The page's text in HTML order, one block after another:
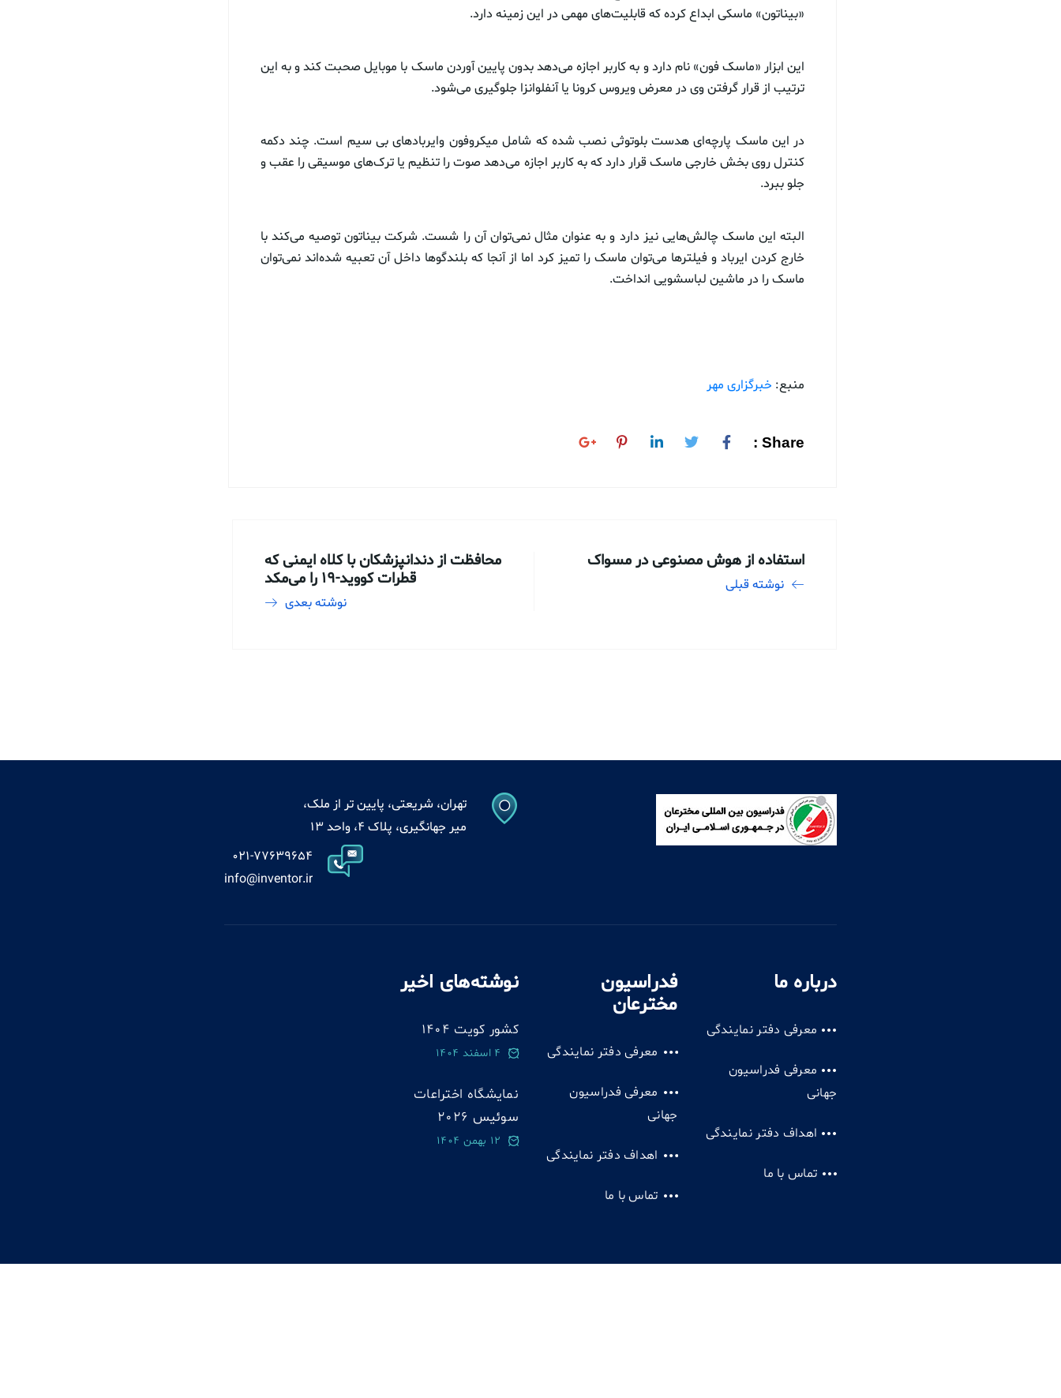
«بیناتون» ماسکی ابداع کرده که قابلیت‌های مهمی در این زمینه دارد.
این ابزار «ماسک فون» نام دارد و به کاربر اجازه می‌دهد بدون پایین آوردن ماسک با موبایل صحبت کند و به این
ترتیب از قرار گرفتن وی در معرض ویروس کرونا یا آنفلوانزا جلوگیری می‌شود.
در این ماسک پارچه‌ای هدست بلوتوثی نصب شده که شامل میکروفون وایربادهای بی سیم است. چند دکمه
کنترل روی بخش خارجی ماسک قرار دارد که به کاربر اجازه می‌دهد صوت را تنظیم یا ترک‌های موسیقی را عقب و
جلو ببرد.
البته این ماسک چالش‌هایی نیز دارد و به عنوان مثال نمی‌توان آن را شست. شرکت بیناتون توصیه می‌کند با
خارج کردن ایرباد و فیلترها می‌توان ماسک را تمیز کرد اما از آنجا که بلندگوها داخل آن تعبیه شده‌اند نمی‌توان
ماسک را در ماشین لباسشویی انداخت.
منبع: خبرگزاری مهر
Share :
استفاده از هوش مصنوعی در مسواک
نوشته قبلی
محافظت از دندانپزشکان با کلاه ایمنی که
قطرات کووید-۱۹ را می‌مکد
نوشته بعدی
تهران، شریعتی، پایین تر از ملک،
میر جهانگیری، پلاک 4، واحد 13
021-77639654
info@inventor.ir
درباره ما
معرفی دفتر نمایندگی
معرفی فدراسیون
جهانی
اهداف دفتر نمایندگی
تماس با ما
فدراسیون
مخترعان
معرفی دفتر نمایندگی
معرفی فدراسیون
جهانی
اهداف دفتر نمایندگی
تماس با ما
نوشته‌های اخیر
کشور کویت 1404
4 اسفند 1404
نمایشگاه اختراعات
سوئيس 2026
12 بهمن 1404